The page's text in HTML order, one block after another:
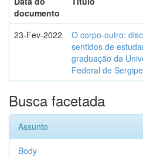
documento
23-Fev-2022
O corpo-outro:
sentidos de
graduação da
Federal de Sergipe
Busca facetada
Assunto
Body